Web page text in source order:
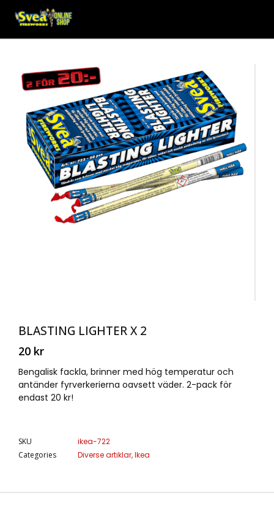
BLASTING LIGHTER X 2
20 kr
Bengalisk fackla, brinner med hög temperatur och
antänder fyrverkerierna oavsett väder. 2-pack för
endast 20 kr!
SKU
ikea-722
Categories
Diverse artiklar,Ikea